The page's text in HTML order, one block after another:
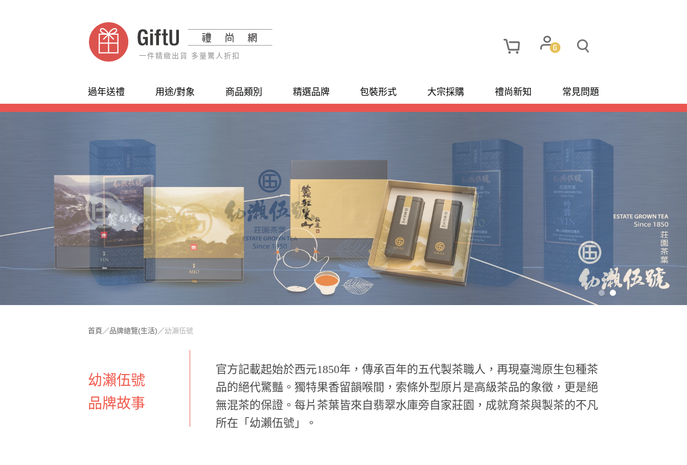
一件精緻出貨 多量驚人折扣
過年送禮 用途/對象 商品類別 精選品牌 包裝形式 大宗採購 禮尚新知 常見問題
首頁 ／品牌總覽(生活) ／幼瀨伍號
幼瀨伍號
品牌故事
官方記載起始於西元1850年，傳承百年的五代製茶職人，再現臺灣原生包種茶
品的絕代驚豔。獨特果香留韻喉間，索條外型原片是高級茶品的象徵，更是絕
無混茶的保證。每片茶葉皆來自翡翠水庫旁自家莊園，成就育茶與製茶的不凡
所在「幼瀨伍號」。